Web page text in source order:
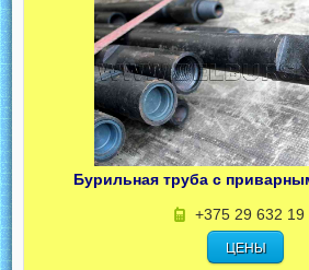
Бурильная труба с
+375 29 632 19
ЦЕНЫ